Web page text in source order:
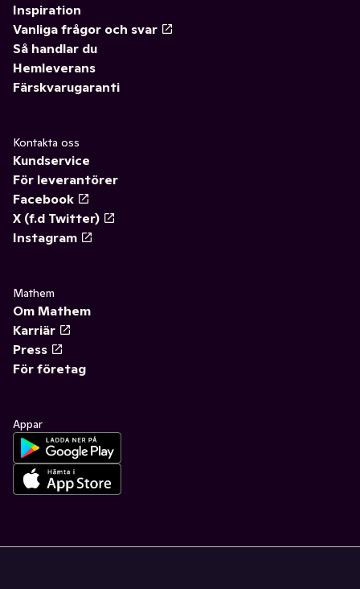
Inspiration
Vanliga frågor och svar
Så handlar du
Hemleverans
Färskvarugaranti
Kontakta oss
Kundservice
För leverantörer
Facebook
X (f.d Twitter)
Instagram
Mathem
Om Mathem
Karriär
Press
För företag
Appar